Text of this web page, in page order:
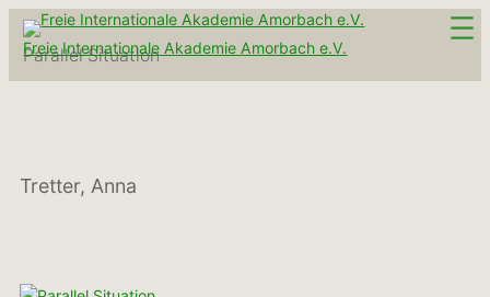
Zum
Inhalt
springen
Parallel Situation
Freie Internationale Akademie Amorbach e.V.
Tretter, Anna